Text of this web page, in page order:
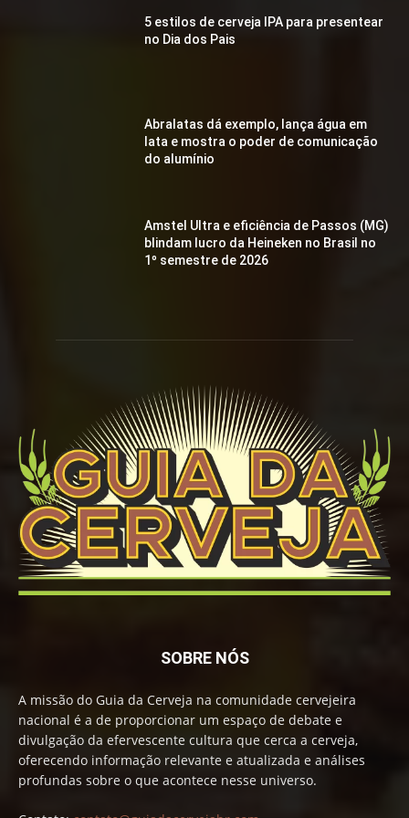
5 estilos de cerveja IPA para presentear
no Dia dos Pais
Abralatas dá exemplo, lança água em
lata e mostra o poder de comunicação
do alumínio
Amstel Ultra e eficiência de Passos (MG)
blindam lucro da Heineken no Brasil no
1º semestre de 2026
SOBRE NÓS
A missão do Guia da Cerveja na comunidade cervejeira
nacional é a de proporcionar um espaço de debate e
divulgação da efervescente cultura que cerca a cerveja,
oferecendo informação relevante e atualizada e análises
profundas sobre o que acontece nesse universo.